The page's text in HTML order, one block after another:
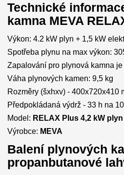
Technické
kamna MEVA
Výkon: 4.2 kW plyn + 1,5 kW
Spotřeba plynu na max výkon:
Zapalování pro plynová kamna je
Váha plynových kamen: 9,5 kg
Rozměry (šxhxv) - 400x720x410
Předpokládaná výdrž - 33 h na
Model: RELAX Plus 4,2 kW
Výrobce: MEVA
Balení plynových
propanbutanové